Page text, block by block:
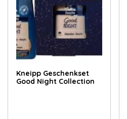
Kneipp Geschenkset
Good Night Collection